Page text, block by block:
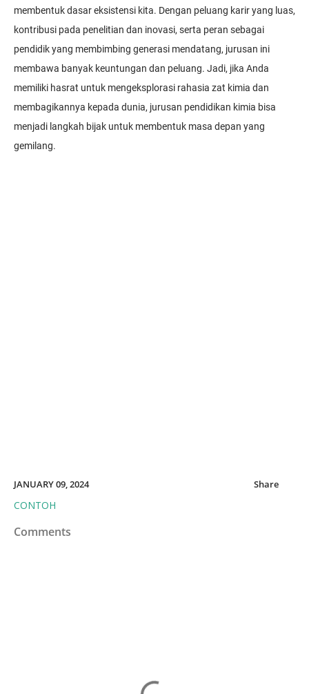
membentuk dasar eksistensi kita. Dengan peluang karir yang luas,
kontribusi pada penelitian dan inovasi, serta peran sebagai
pendidik yang membimbing generasi mendatang, jurusan ini
membawa banyak keuntungan dan peluang. Jadi, jika Anda
memiliki hasrat untuk mengeksplorasi rahasia zat kimia dan
membagikannya kepada dunia, jurusan pendidikan kimia bisa
menjadi langkah bijak untuk membentuk masa depan yang
gemilang.
JANUARY 09, 2024
CONTOH
Share
Comments